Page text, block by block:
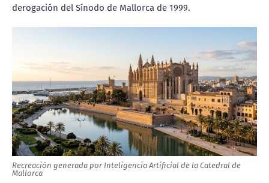
derogación del Sínodo de Mallorca de 1999.
Recreación generada por Inteligencia Artificial de la Catedral de
Mallorca